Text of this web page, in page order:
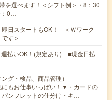
を選べます！＜シフト例＞・8：30
：0…
即日スタートもOK！ ＜Ｗワーク
す＞
払いOK！(規定あり) ■現金日払
グ・検品、商品管理）
もお仕事いっぱい！▼・カードの
パンフレットの仕分け・キ…